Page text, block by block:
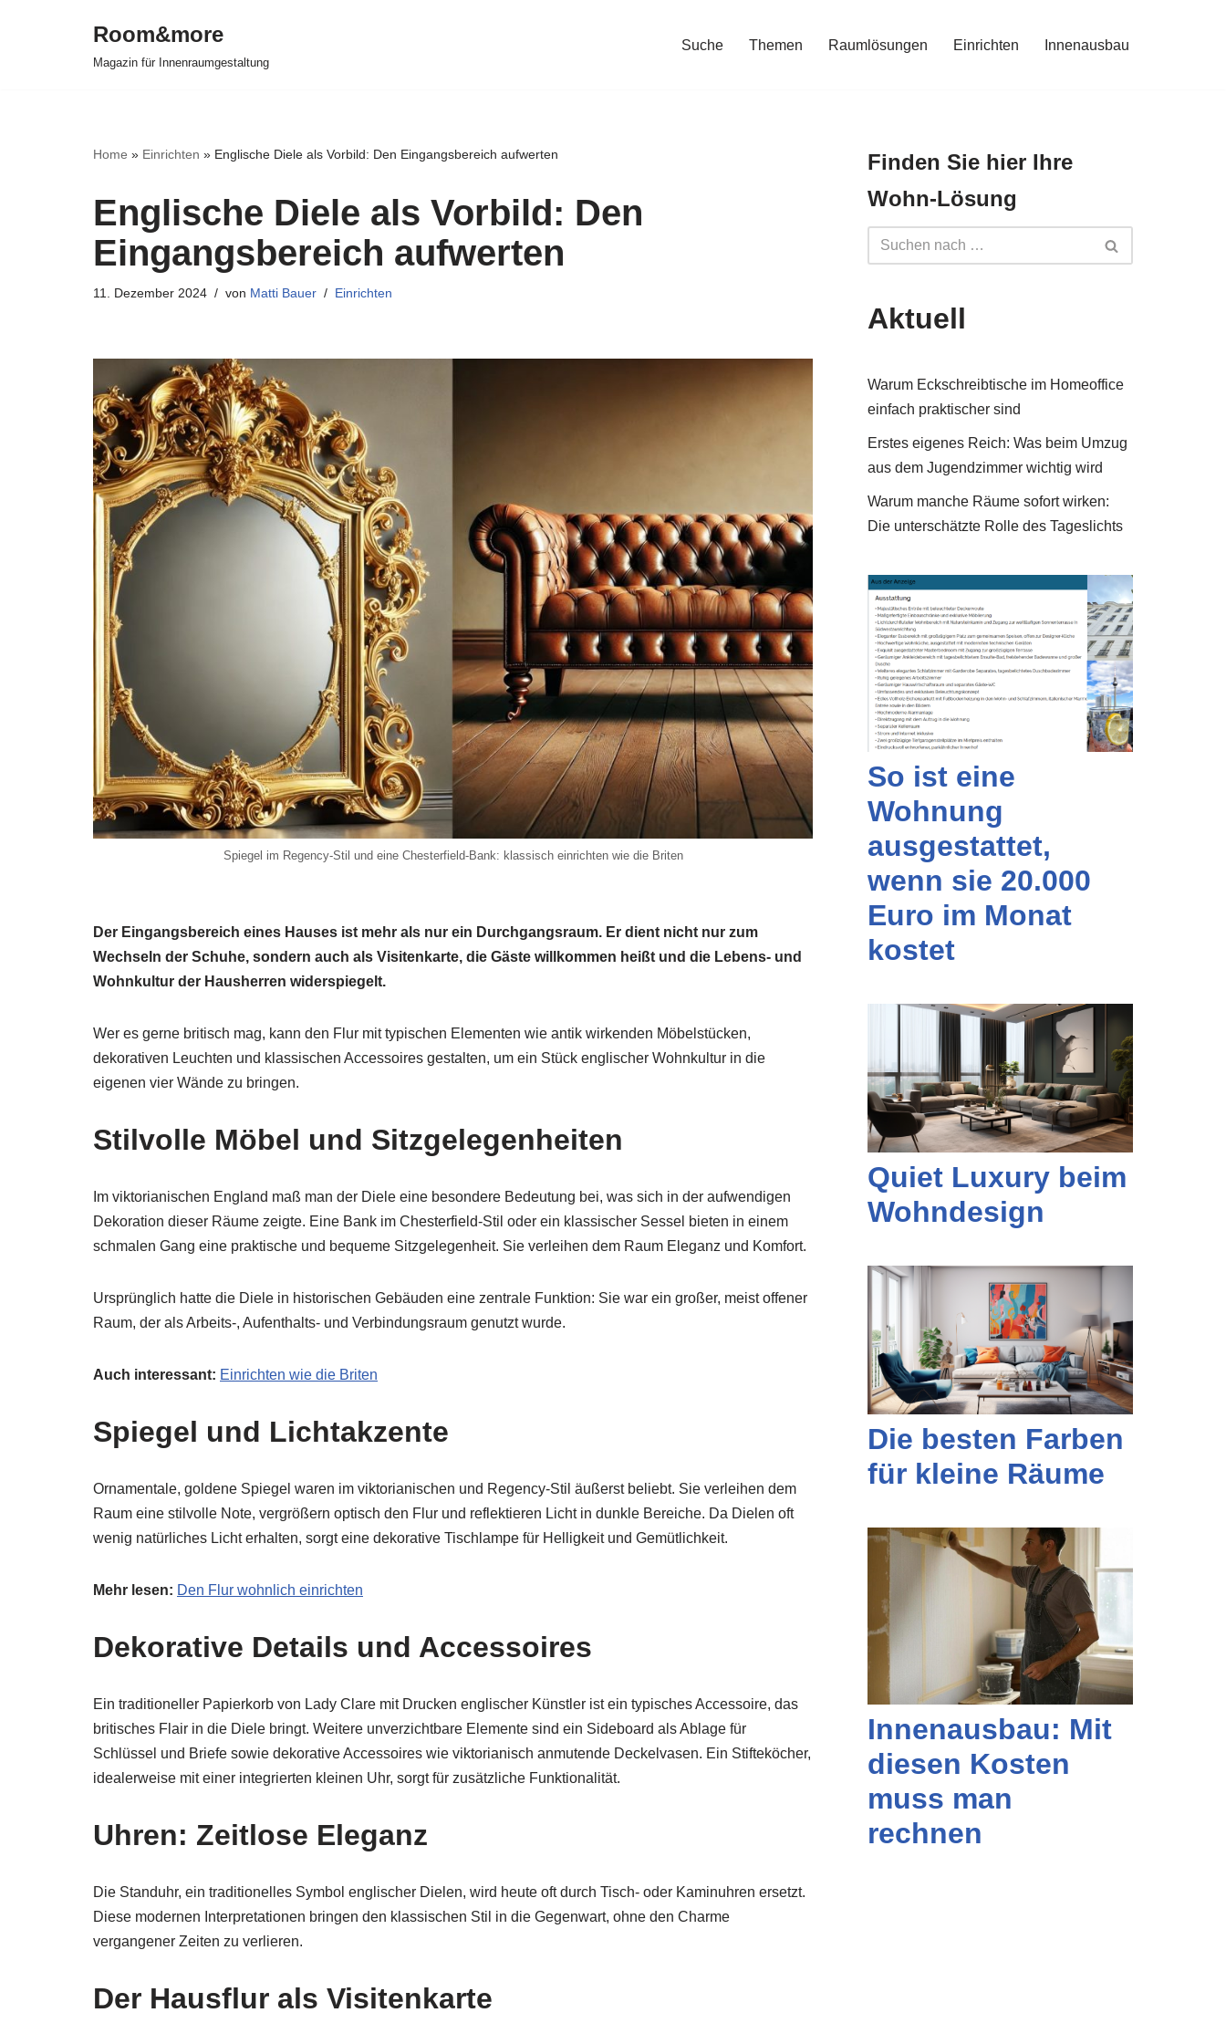
Room&more
Magazin für Innenraumgestaltung
Suche Themen Raumlösungen Einrichten Innenausbau
Home » Einrichten » Englische Diele als Vorbild: Den Eingangsbereich aufwerten
Englische Diele als Vorbild: Den
Eingangsbereich aufwerten
11. Dezember 2024 von Matti Bauer Einrichten
Spiegel im Regency-Stil und eine Chesterfield-Bank: klassisch einrichten wie die Briten
Der Eingangsbereich eines Hauses ist mehr als nur ein Durchgangsraum. Er dient nicht nur zum
Wechseln der Schuhe, sondern auch als Visitenkarte, die Gäste willkommen heißt und die Lebens- und
Wohnkultur der Hausherren widerspiegelt.
Wer es gerne britisch mag, kann den Flur mit typischen Elementen wie antik wirkenden Möbelstücken,
dekorativen Leuchten und klassischen Accessoires gestalten, um ein Stück englischer Wohnkultur in die
eigenen vier Wände zu bringen.
Stilvolle Möbel und Sitzgelegenheiten
Im viktorianischen England maß man der Diele eine besondere Bedeutung bei, was sich in der aufwendigen
Dekoration dieser Räume zeigte. Eine Bank im Chesterfield-Stil oder ein klassischer Sessel bieten in einem
schmalen Gang eine praktische und bequeme Sitzgelegenheit. Sie verleihen dem Raum Eleganz und Komfort.
Ursprünglich hatte die Diele in historischen Gebäuden eine zentrale Funktion: Sie war ein großer, meist offener
Raum, der als Arbeits-, Aufenthalts- und Verbindungsraum genutzt wurde.
Auch interessant: Einrichten wie die Briten
Spiegel und Lichtakzente
Ornamentale, goldene Spiegel waren im viktorianischen und Regency-Stil äußerst beliebt. Sie verleihen dem
Raum eine stilvolle Note, vergrößern optisch den Flur und reflektieren Licht in dunkle Bereiche. Da Dielen oft
wenig natürliches Licht erhalten, sorgt eine dekorative Tischlampe für Helligkeit und Gemütlichkeit.
Mehr lesen: Den Flur wohnlich einrichten
Dekorative Details und Accessoires
Ein traditioneller Papierkorb von Lady Clare mit Drucken englischer Künstler ist ein typisches Accessoire, das
britisches Flair in die Diele bringt. Weitere unverzichtbare Elemente sind ein Sideboard als Ablage für
Schlüssel und Briefe sowie dekorative Accessoires wie viktorianisch anmutende Deckelvasen. Ein Stifteköcher,
idealerweise mit einer integrierten kleinen Uhr, sorgt für zusätzliche Funktionalität.
Uhren: Zeitlose Eleganz
Die Standuhr, ein traditionelles Symbol englischer Dielen, wird heute oft durch Tisch- oder Kaminuhren ersetzt.
Diese modernen Interpretationen bringen den klassischen Stil in die Gegenwart, ohne den Charme
vergangener Zeiten zu verlieren.
Der Hausflur als Visitenkarte
Finden Sie hier Ihre
Wohn-Lösung
Aktuell
Warum Eckschreibtische im Homeoffice
einfach praktischer sind
Erstes eigenes Reich: Was beim Umzug
aus dem Jugendzimmer wichtig wird
Warum manche Räume sofort wirken:
Die unterschätzte Rolle des Tageslichts
So ist eine
Wohnung
ausgestattet,
wenn sie 20.000
Euro im Monat
kostet
Quiet Luxury beim
Wohndesign
Die besten Farben
für kleine Räume
Innenausbau: Mit
diesen Kosten
muss man
rechnen